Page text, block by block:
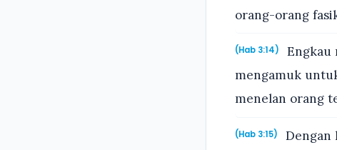
orang-orang
(Hab 3:14)
Engkau
mengamuk
menelan orang
(Hab 3:15) Dengan